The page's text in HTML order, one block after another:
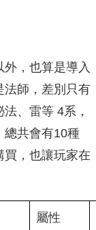
，也算是導入
法師，差別只有
、雷等 4系，
總共會有10種
買，也讓玩家在
屬性